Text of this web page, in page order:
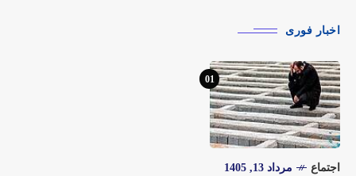
اخبار فوری
01
اجتماع مرداد 13, 1405